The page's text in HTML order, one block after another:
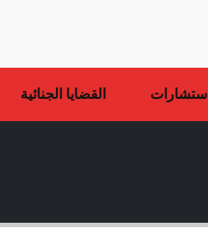
استشارات القضايا الجنائية
Masonry Images